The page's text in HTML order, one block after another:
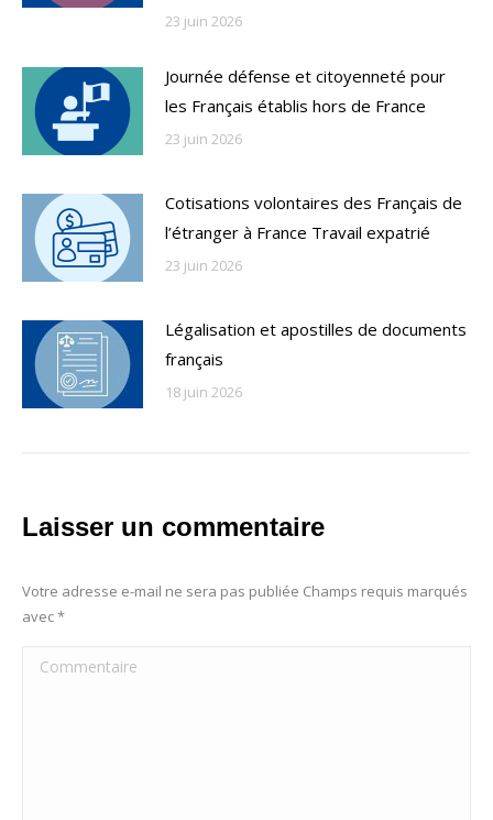
23 juin 2026
Journée défense et citoyenneté pour
les Français établis hors de France
23 juin 2026
Cotisations volontaires des Français de
l’étranger à France Travail expatrié
23 juin 2026
Légalisation et apostilles de documents
français
18 juin 2026
Laisser un commentaire
Votre adresse e-mail ne sera pas publiée Champs requis marqués
avec*
Commentaire